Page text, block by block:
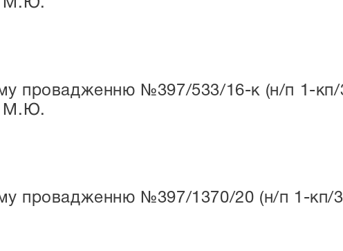
М.Ю.
провадженню №397/533/16-к (н/п 1-кп/
М.Ю.
провадженню №397/1370/20 (н/п 1-кп/